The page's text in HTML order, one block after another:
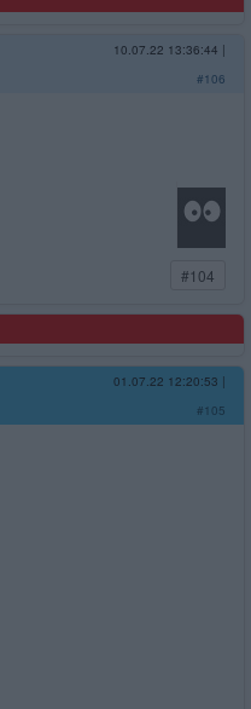
10.07.22 13:36:44 |
#106
#104
01.07.22 12:20:53 |
#105